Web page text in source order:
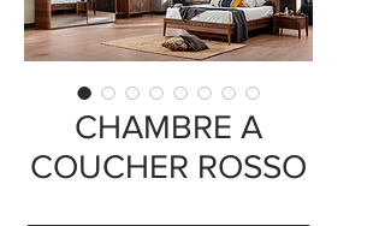
CHAMBRE A
COUCHER ROSSO